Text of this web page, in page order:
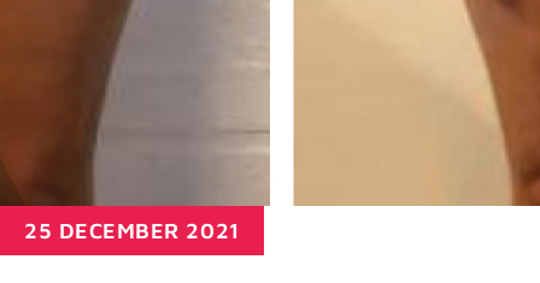
25 DECEMBER 2021